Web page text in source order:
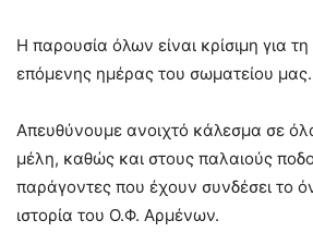
Η παρουσία όλων είναι κρίσιμη για
επόμενης ημέρας του σωματείου μας.
Απευθύνουμε ανοιχτό κάλεσμα σε
μέλη, καθώς και στους παλαιούς
παράγοντες που έχουν συνδέσει το
ιστορία του Ο.Φ. Αρμένων.